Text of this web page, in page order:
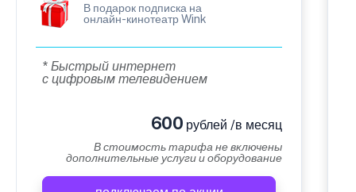
В подарок подписка на
онлайн-кинотеатр Wink
* Быстрый интернет
с цифровым телевидением
600 рублей /в месяц
В стоимость тарифа не включены
дополнительные услуги и оборудование